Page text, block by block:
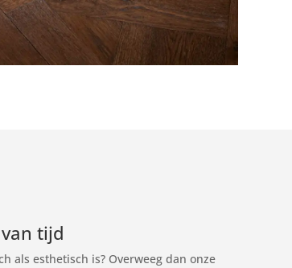
tijd
als esthetisch is? Overweeg dan onze